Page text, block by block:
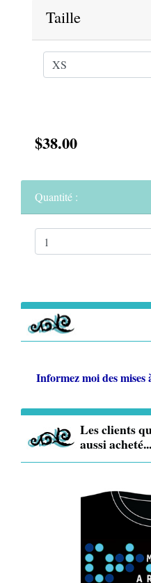
Taille
$38.00
Quantité :
Informez moi des mises
Les clients
aussi acheté...